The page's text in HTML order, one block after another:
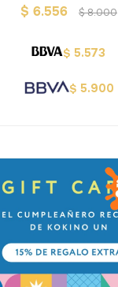
$ 6.556 $8.000
$ 5.573
$ 5.900